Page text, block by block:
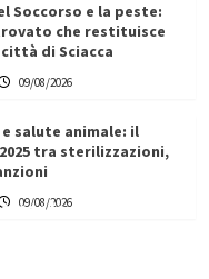
Soccorso e la peste:
che restituisce
di Sciacca
09/08/2026
salute animale: il
tra sterilizzazioni,
09/08/2026
partner chiave
per la transizione